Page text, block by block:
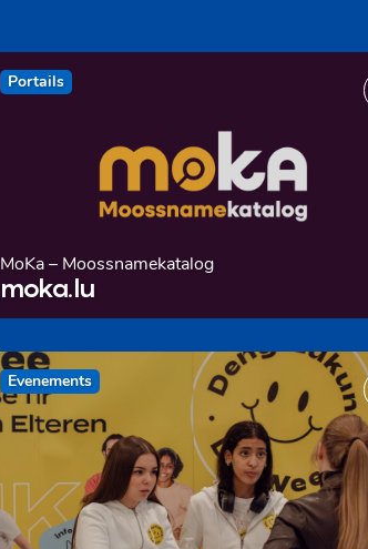
Portails
MoKa – Moossnamekatalog
moka.lu
Evenements